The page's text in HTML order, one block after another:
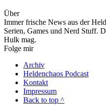
Über
Immer frische News aus der
Serien, Games und Nerd Stuff.
Hulk mag.
Folge mir
Archiv
Heldenchaos Podcast
Kontakt
Impressum
Back to top ^